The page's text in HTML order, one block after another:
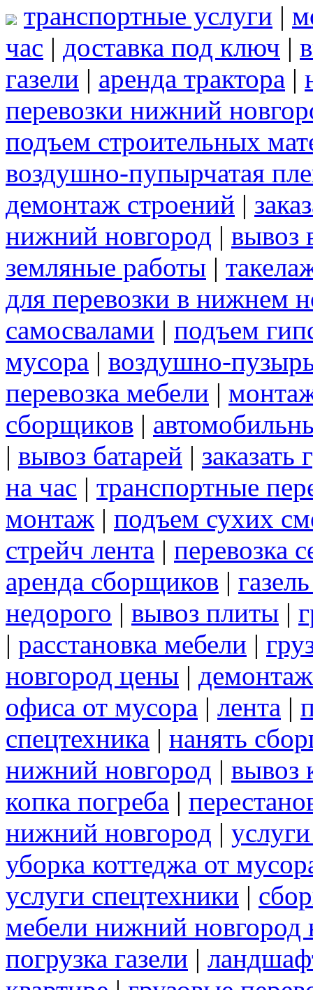
транспортные услуги |
час | доставка под ключ |
газели | аренда трактора |
перевозки нижний
подъем строительных
воздушно-пупырчатая
демонтаж строений |
нижний новгород | вывоз
земляные работы |
для перевозки в нижнем
самосвалами | подъем
мусора | воздушно-
перевозка мебели |
сборщиков |
| вывоз батарей | заказать
на час | транспортные
монтаж | подъем сухих
стрейч лента | перевозка
аренда сборщиков |
недорого | вывоз плиты |
| расстановка мебели |
новгород цены | демонтаж
офиса от мусора | лента |
спецтехника | нанять
нижний новгород | вывоз
копка погреба |
нижний новгород |
уборка коттеджа от
услуги спецтехники |
мебели нижний новгород
погрузка газели |